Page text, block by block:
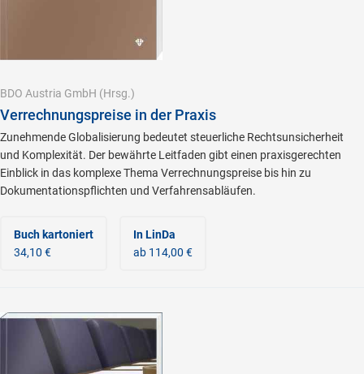
BDO Austria GmbH (Hrsg.)
Verrechnungspreise in der Praxis
Zunehmende Globalisierung bedeutet steuerliche Rechtsunsicherheit
und Komplexität. Der bewährte Leitfaden gibt einen praxisgerechten
Einblick in das komplexe Thema Verrechnungspreise bis hin zu
Dokumentationspflichten und Verfahrensabläufen.
Buch kartoniert
34,10 €
In LinDa
ab 114,00 €